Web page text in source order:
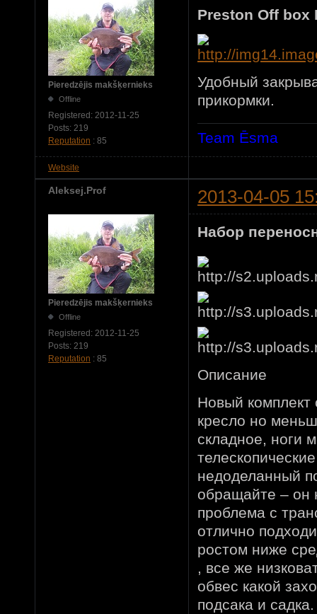
Pieredzējis makšķernieks
Offline
Registered: 2012-11-25
Posts: 219
Reputation : 85
Preston Off box
Удобный
прикормки.
Team Ēsma
Website
Aleksej.Prof 2013-04-05
Pieredzējis makšķernieks
Offline
Registered: 2012-11-25
Posts: 219
Reputation : 85
Набор
Описание
Новый комплект
кресло но
складное, ноги
недоделанный
обращайте – он
проблема с
отлично
ростом ниже
, все же
обвес какой
подсака и